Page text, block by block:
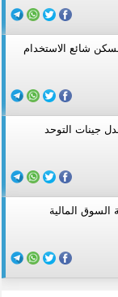
شائع الاستخدام
جينات التوحد
المالية